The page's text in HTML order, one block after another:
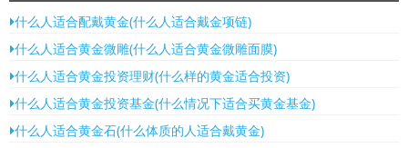
什么人适合配戴黄金(什么人适合戴金项链)
什么人适合黄金微雕(什么人适合黄金微雕面膜)
什么人适合黄金投资理财(什么样的黄金适合投资)
什么人适合黄金投资基金(什么情况下适合买黄金基金)
什么人适合黄金石(什么体质的人适合戴黄金)